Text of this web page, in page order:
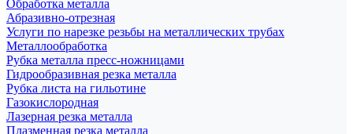
Обработка металла
Абразивно-отрезная
Услуги по нарезке резьбы на металлических трубах
Металлообработка
Рубка металла пресс-ножницами
Гидрообразивная резка металла
Рубка листа на гильотине
Газокислородная
Лазерная резка металла
Плазменная резка металла